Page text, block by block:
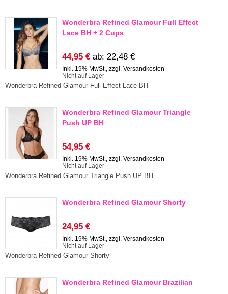
Wonderbra Refined Glamour Full Effect
Lace BH + 2 Cups
44,95 € ab: 22,48 €
Inkl. 19% MwSt., zzgl. Versandkosten
Nicht auf Lager
Wonderbra Refined Glamour Full Effect Lace BH
Wonderbra Refined Glamour Triangle
Push UP BH
54,95 €
Inkl. 19% MwSt., zzgl. Versandkosten
Nicht auf Lager
Wonderbra Refined Glamour Triangle Push UP BH
Wonderbra Refined Glamour Shorty
24,95 €
Inkl. 19% MwSt., zzgl. Versandkosten
Nicht auf Lager
Wonderbra Refined Glamour Shorty
Wonderbra Refined Glamour Brazilian